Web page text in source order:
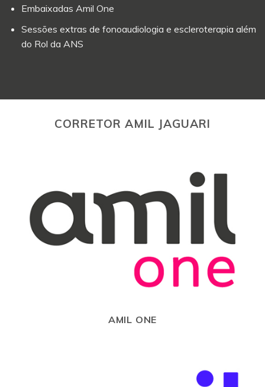
Embaixadas Amil One
Sessões extras de fonoaudiologia e escleroterapia além
do Rol da ANS
CORRETOR AMIL JAGUARI
AMIL ONE